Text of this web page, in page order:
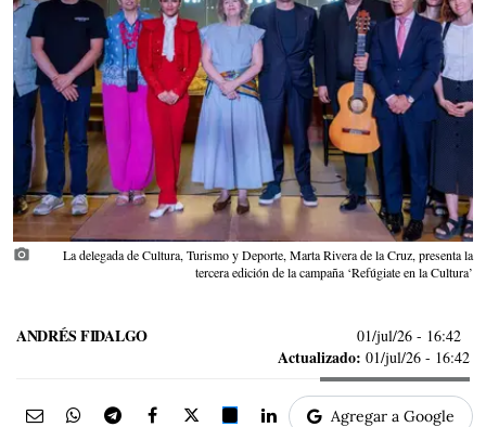
photo_camera
La delegada de Cultura, Turismo y Deporte, Marta Rivera de la Cruz, presenta la
tercera edición de la campaña ‘Refúgiate en la Cultura’
ANDRÉS FIDALGO 01/jul/26 - 16:42
Actualizado: 01/jul/26 - 16:42
Agregar a Google